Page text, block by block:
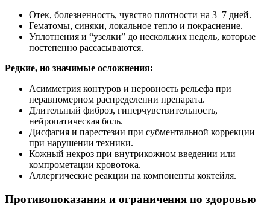
Отек, болезненность, чувство плотности на 3–7 дней.
Гематомы, синяки, локальное тепло и покраснение.
Уплотнения и “узелки” до нескольких недель, которые
постепенно рассасываются.
Редкие, но значимые осложнения:
Асимметрия контуров и неровность рельефа при
неравномерном распределении препарата.
Длительный фиброз, гиперчувствительность,
нейропатическая боль.
Дисфагия и парестезии при субментальной коррекции
при нарушении техники.
Кожный некроз при внутрикожном введении или
компрометации кровотока.
Аллергические реакции на компоненты коктейля.
Противопоказания и ограничения по здоровью